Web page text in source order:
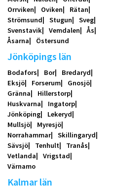
Orrviken
Oviken
Rätan
Strömsund
Stugun
Sveg
Svenstavik
Vemdalen
Ås
Åsarna
Östersund
Jönköpings län
Bodafors Bor
Bredaryd
Eksjö
Forserum
Gnosjö
Gränna
Hillerstorp
Huskvarna
Ingatorp
Jönköping
Lekeryd
Mullsjö
Myresjö
Norrahammar
Skillingaryd
Sävsjö
Tenhult
Tranås
Vetlanda
Vrigstad
Värnamo
Kalmar län